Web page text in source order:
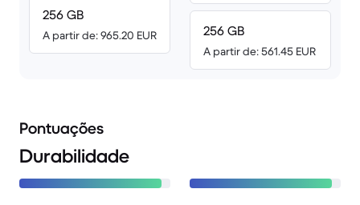
256 GB
A partir de: 965.20 EUR 256 GB
A partir de: 561.45 EUR
Pontuações
Durabilidade